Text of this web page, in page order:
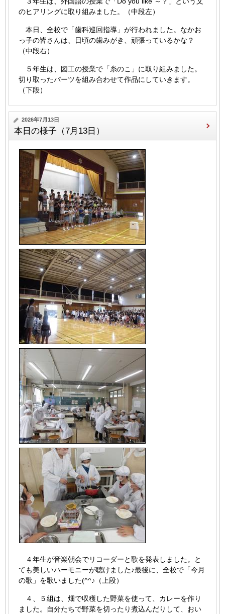
のヒアリングに取り組みました。（中段左）
本日、全校で「歯科巡回指導」が行われました。なかお
っ子の皆さんは、日頃の歯みがき、頑張っているかな？
（中段右）
５年生は、図工の授業で「糸のこ」に取り組みました。
切り取ったパーツを組み合わせて作品にしていきます。
（下段）
2026年7月13日
本日の様子（7月13日）
４年生が音楽朝会でリコーダーと歌を発表しました。と
ても美しいハーモニーが聴けました♪最後に、全校で「今月
の歌」を歌いました(^^♪（上段）
４、５組は、畑で収穫した野菜を使って、カレーを作り
ました。自分たちで野菜を切ったり煮込んだりして、おい